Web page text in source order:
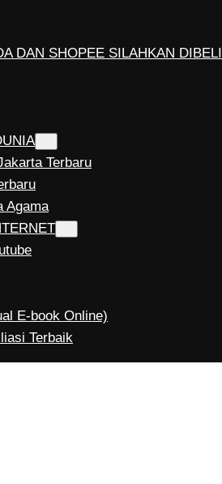
DAN SHOPEE SILAHKAN DIBELI
Terbaru
Agama
E-book Online)
Terbaik